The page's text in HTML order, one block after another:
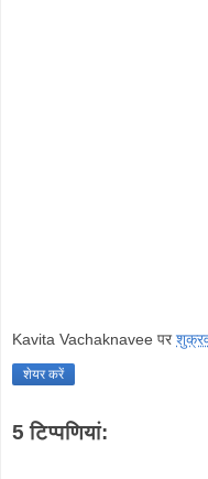
Kavita Vachaknavee पर
शेयर करें
5 टिप्‍पणियां: